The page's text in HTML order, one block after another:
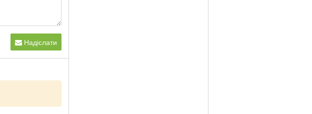
Надіслати